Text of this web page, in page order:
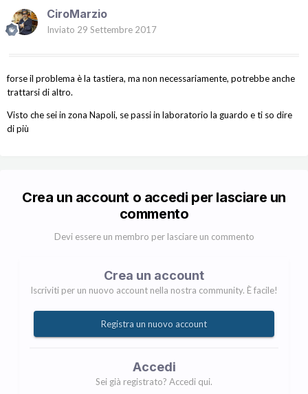
CiroMarzio
Inviato 29 Settembre 2017
forse il problema è la tastiera, ma non necessariamente, potrebbe anche
trattarsi di altro.
Visto che sei in zona Napoli, se passi in laboratorio la guardo e ti so dire
di più
Crea un account o accedi per lasciare un
commento
Devi essere un membro per lasciare un commento
Crea un account
Iscriviti per un nuovo account nella nostra community. È facile!
Registra un nuovo account
Accedi
Sei già registrato? Accedi qui.